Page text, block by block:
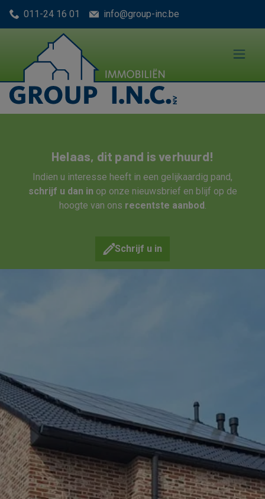
Menu overslaan en naar de inhoud gaan
011-24 16 01 info@group-inc.be
Helaas, dit pand is verhuurd!
Indien u interesse heeft in een gelijkaardig pand,
schrijf u dan in op onze nieuwsbrief en blijf op de
hoogte van ons recentste aanbod.
Schrijf u in